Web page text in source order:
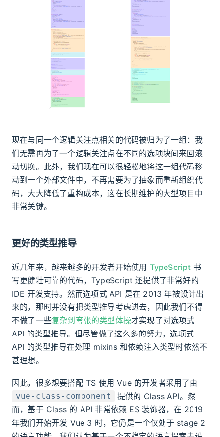
现在与同一个逻辑关注点相关的代码被归为了一组：我
们无需再为了一个逻辑关注点在不同的选项块间来回滚
动切换。此外，我们现在可以很轻松地将这一组代码移
动到一个外部文件中，不再需要为了抽象而重新组织代
码，大大降低了重构成本，这在长期维护的大型项目中
非常关键。
更好的类型推导
近几年来，越来越多的开发者开始使用 TypeScript 书
写更健壮可靠的代码，TypeScript 还提供了非常好的
IDE 开发支持。然而选项式 API 是在 2013 年被设计出
来的，那时并没有把类型推导考虑进去，因此我们不得
不做了一些复杂到夸张的类型体操才实现了对选项式
API 的类型推导。但尽管做了这么多的努力，选项式
API 的类型推导在处理 mixins 和依赖注入类型时依然不
甚理想。
因此，很多想要搭配 TS 使用 Vue 的开发者采用了由
vue-class-component
提供的 Class API。然
而，基于 Class 的 API 非常依赖 ES 装饰器，在 2019
年我们开始开发 Vue 3 时，它仍是一个仅处于 stage 2